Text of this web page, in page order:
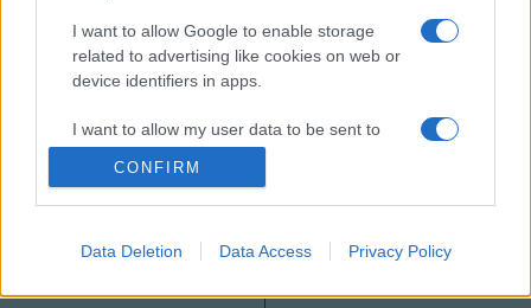
I want to allow Google to enable storage
related to advertising like cookies on web or
device identifiers in apps.
I want to allow my user data to be sent to
Google for online advertising purposes.
I want to allow Google to send me
related to analytics like cookies on web or
CONFIRM
Data Deletion Data Access Privacy Policy